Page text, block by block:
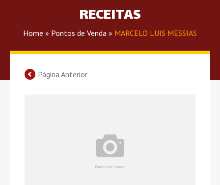
RECEITAS
Home » Pontos de Venda » MARCELO LUIS MESSIAS
Página Anterior